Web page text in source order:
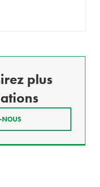
plus
NOUS